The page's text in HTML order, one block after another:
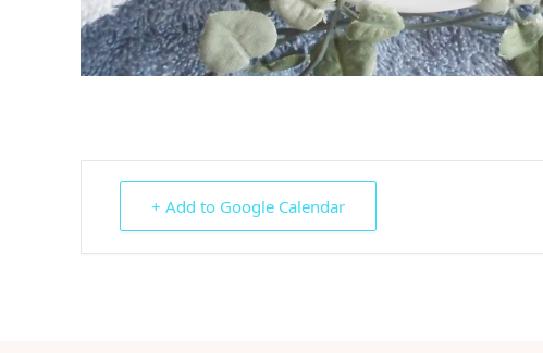
+ Add to Google Calendar